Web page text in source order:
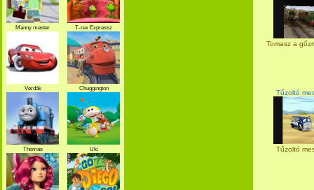
Tomasz a
Tűzoltó
Tűzoltó
Manny mester T-rex Expressz
Verdák Chuggington
Thomas Uki